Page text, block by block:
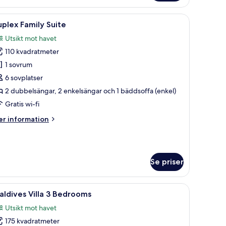
en stol, en takfläkt och utsikt över havet.Duplex Family Suite | Sängtillbehör av
5 Family Suite
Utsikt mot havet
110 kvadratmeter
1 sovrum
6 sovplatser
2 dubbelsängar, 2 enkelsängar och 1 bäddsoffa (enkel)
Gratis wi-fi
information
Se priser
ett skrivbord med en lampa och utsikt över omgivningarna.
Ett semesterparadis med en stor
6 Villa 3 Bedrooms
Utsikt mot havet
175 kvadratmeter